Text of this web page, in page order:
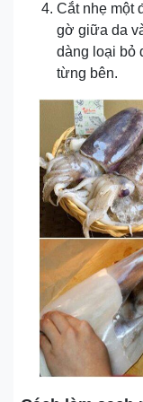
Cắt nhẹ một
gờ giữa da
dàng loại bỏ
từng bên.